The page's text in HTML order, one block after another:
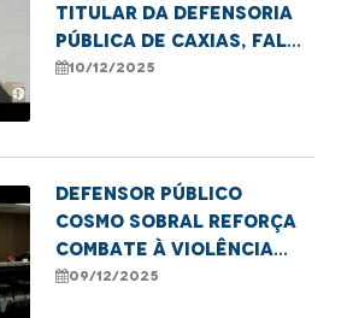
titular da Defensoria
Pública de Caxias, fala
sobre a semana de
10/12/2025
Defensor Público
Cosmo Sobral reforça
combate à violência
contra idosos no
09/12/2025